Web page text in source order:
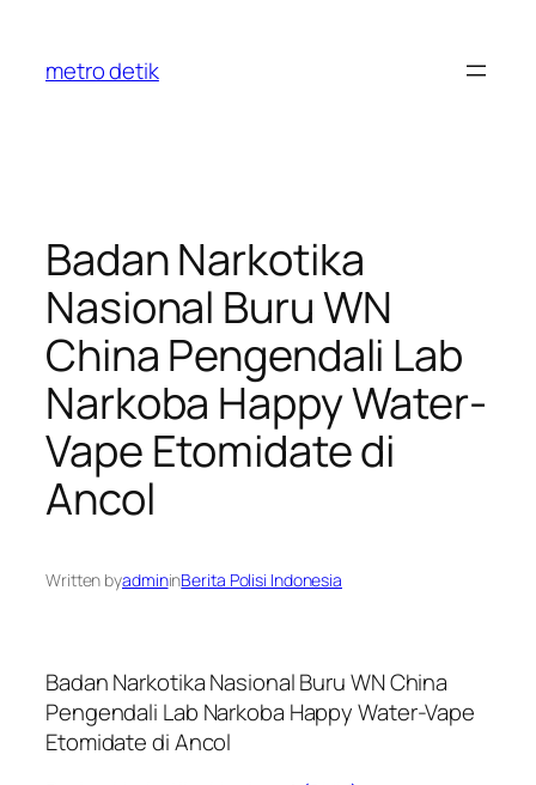
content
metro detik
Badan Narkotika
Nasional Buru WN
China Pengendali Lab
Narkoba Happy Water-
Vape Etomidate di
Ancol
Written byadmininBerita Polisi Indonesia
Badan Narkotika Nasional Buru WN China
Pengendali Lab Narkoba Happy Water-Vape
Etomidate di Ancol